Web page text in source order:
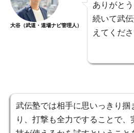
大谷（武道・道場ナビ管理人）
ありがとう
続いて武
えてくださ
武伝塾では相手に思いっきり掴
り、打撃も全力ですることで、